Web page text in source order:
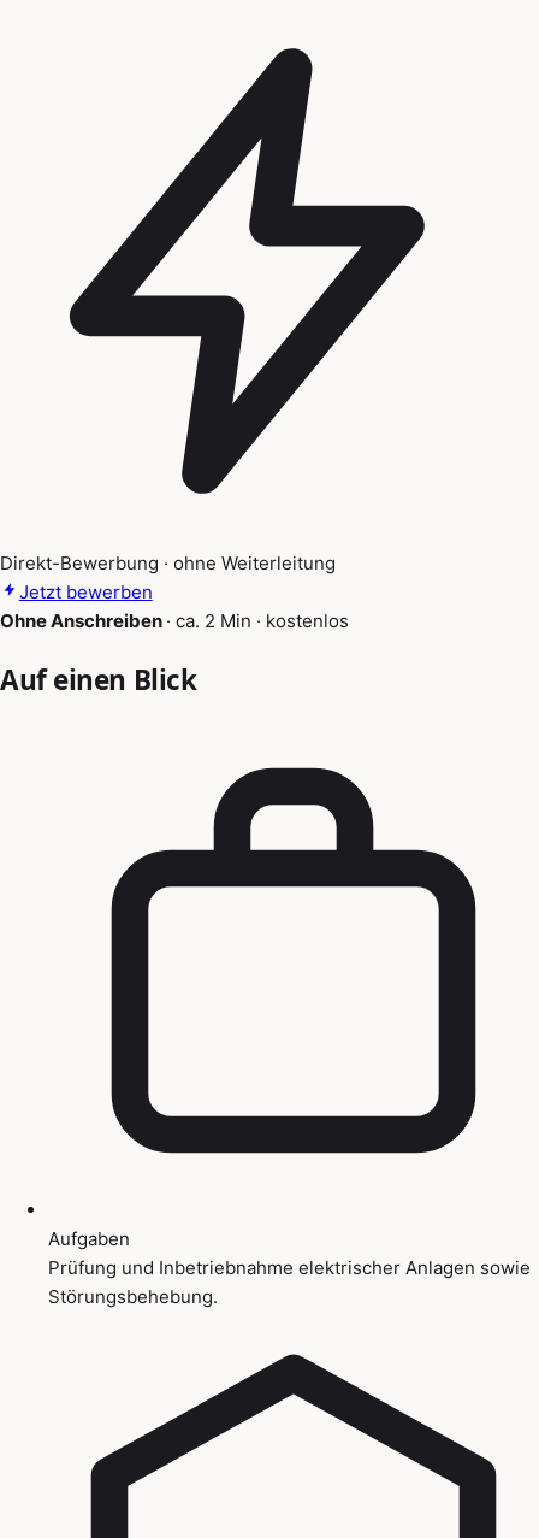
Direkt-Bewerbung · ohne Weiterleitung
Jetzt bewerben
Ohne Anschreiben · ca. 2 Min · kostenlos
Auf einen Blick
Aufgaben
Prüfung und Inbetriebnahme elektrischer Anlagen sowie
Störungsbehebung.